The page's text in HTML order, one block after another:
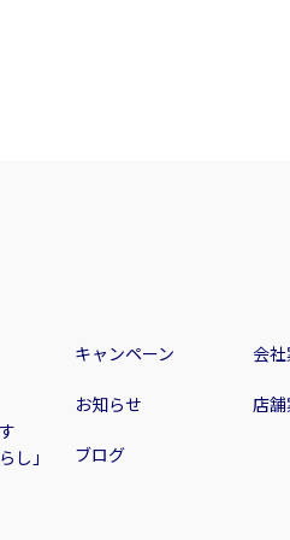
状況を年1回以上の監査を行い、
システムを継続的に改善します。
かつ公正な手段によって行いま
うものとします。
き 開示義務を負う場合または
し」
キャンペーン
お知らせ
ブログ
会
店